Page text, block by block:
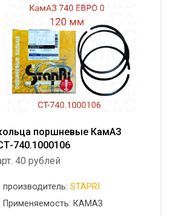
поршневые КамАЗ
740.1000106
40 рублей
производитель: STAPRI
Применяемость: КАМАЗ